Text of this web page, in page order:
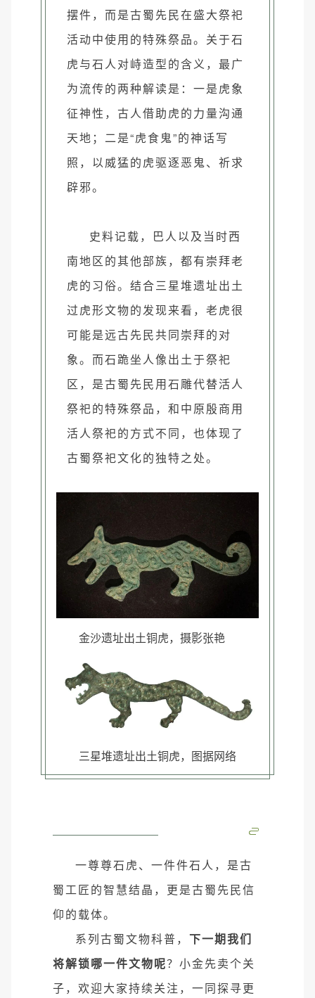
摆件，而是古蜀先民在盛大祭祀
活动中使用的特殊祭品。关于石
虎与石人对峙造型的含义，最广
为流传的两种解读是：一是虎象
征神性，古人借助虎的力量沟通
天地；二是“虎食鬼”的神话写
照，以威猛的虎驱逐恶鬼、祈求
辟邪。
史料记载，巴人以及当时西
南地区的其他部族，都有崇拜老
虎的习俗。结合三星堆遗址出土
过虎形文物的发现来看，老虎很
可能是远古先民共同崇拜的对
象。而石跪坐人像出土于祭祀
区，是古蜀先民用石雕代替活人
祭祀的特殊祭品，和中原殷商用
活人祭祀的方式不同，也体现了
古蜀祭祀文化的独特之处。
金沙遗址出土铜虎，摄影张艳
三星堆遗址出土铜虎，图据网络
一尊尊石虎、一件件石人，是古
蜀工匠的智慧结晶，更是古蜀先民信
仰的载体。
系列古蜀文物科普， 下一期我们
将解锁哪一件文物呢？ 小金先卖个关
子，欢迎大家持续关注，一同探寻更